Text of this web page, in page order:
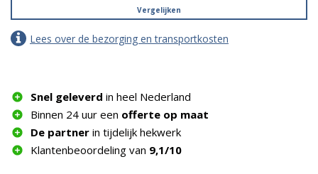
Vergelijken
Lees over de bezorging en transportkosten
Snel geleverd in heel Nederland
Binnen 24 uur een offerte op maat
De partner in tijdelijk hekwerk
Klantenbeoordeling van 9,1/10